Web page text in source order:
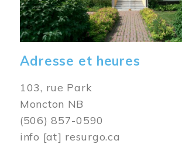
Adresse et heures
103, rue Park
Moncton NB
(506) 857-0590
info [at] resurgo.ca